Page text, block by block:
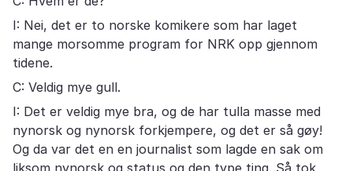
I: Nei, det er to norske komikere som har laget
mange morsomme program for NRK opp gjennom
tidene.
C: Veldig mye gull.
I: Det er veldig mye bra, og de har tulla masse med
nynorsk og nynorsk forkjempere, og det er så gøy!
Og da var det en en journalist som lagde en sak om